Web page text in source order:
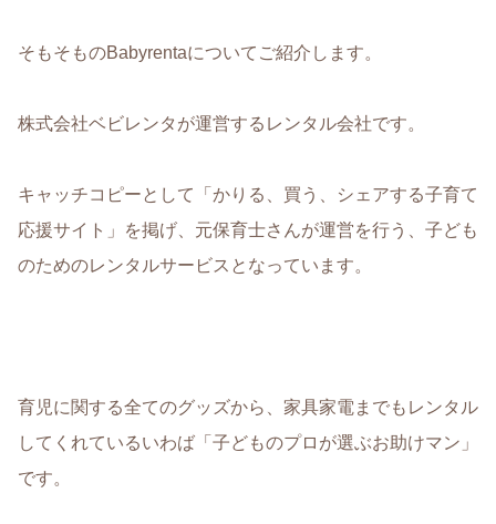
そもそものBabyrentaについてご紹介します。
株式会社ベビレンタが運営するレンタル会社です。
キャッチコピーとして
「かりる、買う、シェアする子育て
応援サイト」
を掲げ、元保育士さんが運営を行う、子ども
のためのレンタルサービスとなっています。
育児に関する全てのグッズから、家具家電までもレンタル
してくれているいわば「 子どものプロが選ぶお助けマン 」
です。